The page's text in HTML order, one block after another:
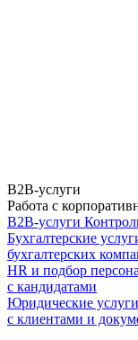
B2B-услуги
Работа с
B2B-услуги
Бухгалтерские
бухгалтерских
HR и подбор
с кандидатами
Юридические услуги
с клиентами и